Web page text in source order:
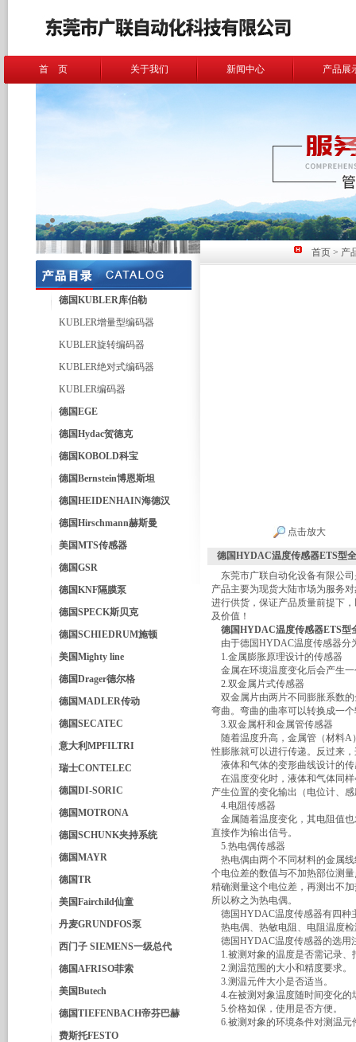
首 页 关于我们 新闻中心 产品展
德国KUBLER库伯勒
KUBLER增量型编码器
KUBLER旋转编码器
KUBLER绝对式编码器
KUBLER编码器
德国EGE
德国Hydac贺德克
德国KOBOLD科宝
德国Bernstein博恩斯坦
德国HEIDENHAIN海德汉
德国Hirschmann赫斯曼
美国MTS传感器
德国GSR
德国KNF隔膜泵
德国SPECK斯贝克
德国SCHIEDRUM施顿
美国Mighty line
德国Drager德尔格
德国MADLER传动
德国SECATEC
意大利MPFILTRI
瑞士CONTELEC
德国DI-SORIC
德国MOTRONA
德国SCHUNK夹持系统
德国MAYR
德国TR
美国Fairchild仙童
丹麦GRUNDFOS泵
西门子 SIEMENS一级总代
德国AFRISO菲索
美国Butech
德国TIEFENBACH帝芬巴赫
费斯托FESTO
首页 > 产
点击放大
德国HYDAC温度传感器ETS型
东莞市广联自动化设备有限公
产品主要为现货大陆市场为服务
进行供货，保证产品质量前提下
及价值！
德国HYDAC温度传感器ETS型
由于德国HYDAC温度传感器分
1.金属膨胀原理设计的传感器
金属在环境温度变化后会产生
2.双金属片式传感器
双金属片由两片不同膨胀系数
弯曲。弯曲的曲率可以转换成一
3.双金属杆和金属管传感器
随着温度升高，金属管（材料A
性膨胀就可以进行传递。反过来
液体和气体的变形曲线设计的传
在温度变化时，液体和气体同
产生位置的变化输出（电位计、
4.电阻传感器
金属随着温度变化，其电阻值
直接作为输出信号。
5.热电偶传感器
热电偶由两个不同材料的金属
个电位差的数值与不加热部位测
精确测量这个电位差，再测出不
所以称之为热电偶。
德国HYDAC温度传感器有四种
热电偶、热敏电阻、电阻温度检
德国HYDAC温度传感器的选用
1.被测对象的温度是否需记录、
2.测温范围的大小和精度要求。
3.测温元件大小是否适当。
4.在被测对象温度随时间变化的
5.价格如保，使用是否方便。
6.被测对象的环境条件对测温元